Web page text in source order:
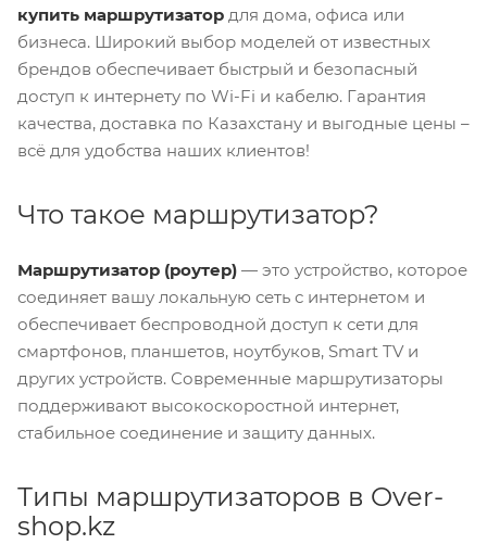
купить маршрутизатор для дома, офиса или
бизнеса. Широкий выбор моделей от известных
брендов обеспечивает быстрый и безопасный
доступ к интернету по Wi-Fi и кабелю. Гарантия
качества, доставка по Казахстану и выгодные цены –
всё для удобства наших клиентов!
Что такое маршрутизатор?
Маршрутизатор (роутер) — это устройство, которое
соединяет вашу локальную сеть с интернетом и
обеспечивает беспроводной доступ к сети для
смартфонов, планшетов, ноутбуков, Smart TV и
других устройств. Современные маршрутизаторы
поддерживают высокоскоростной интернет,
стабильное соединение и защиту данных.
Типы маршрутизаторов в Over-
shop.kz